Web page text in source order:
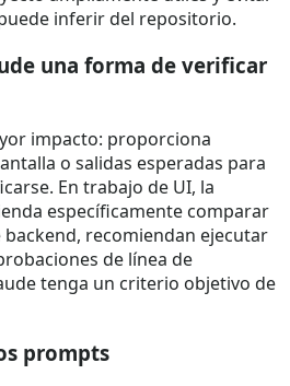
inferir del repositorio.
una forma de verificar
impacto: proporciona
o salidas esperadas para
En trabajo de UI, la
específicamente comparar
recomiendan ejecutar
de línea de
tenga un criterio objetivo de
prompts